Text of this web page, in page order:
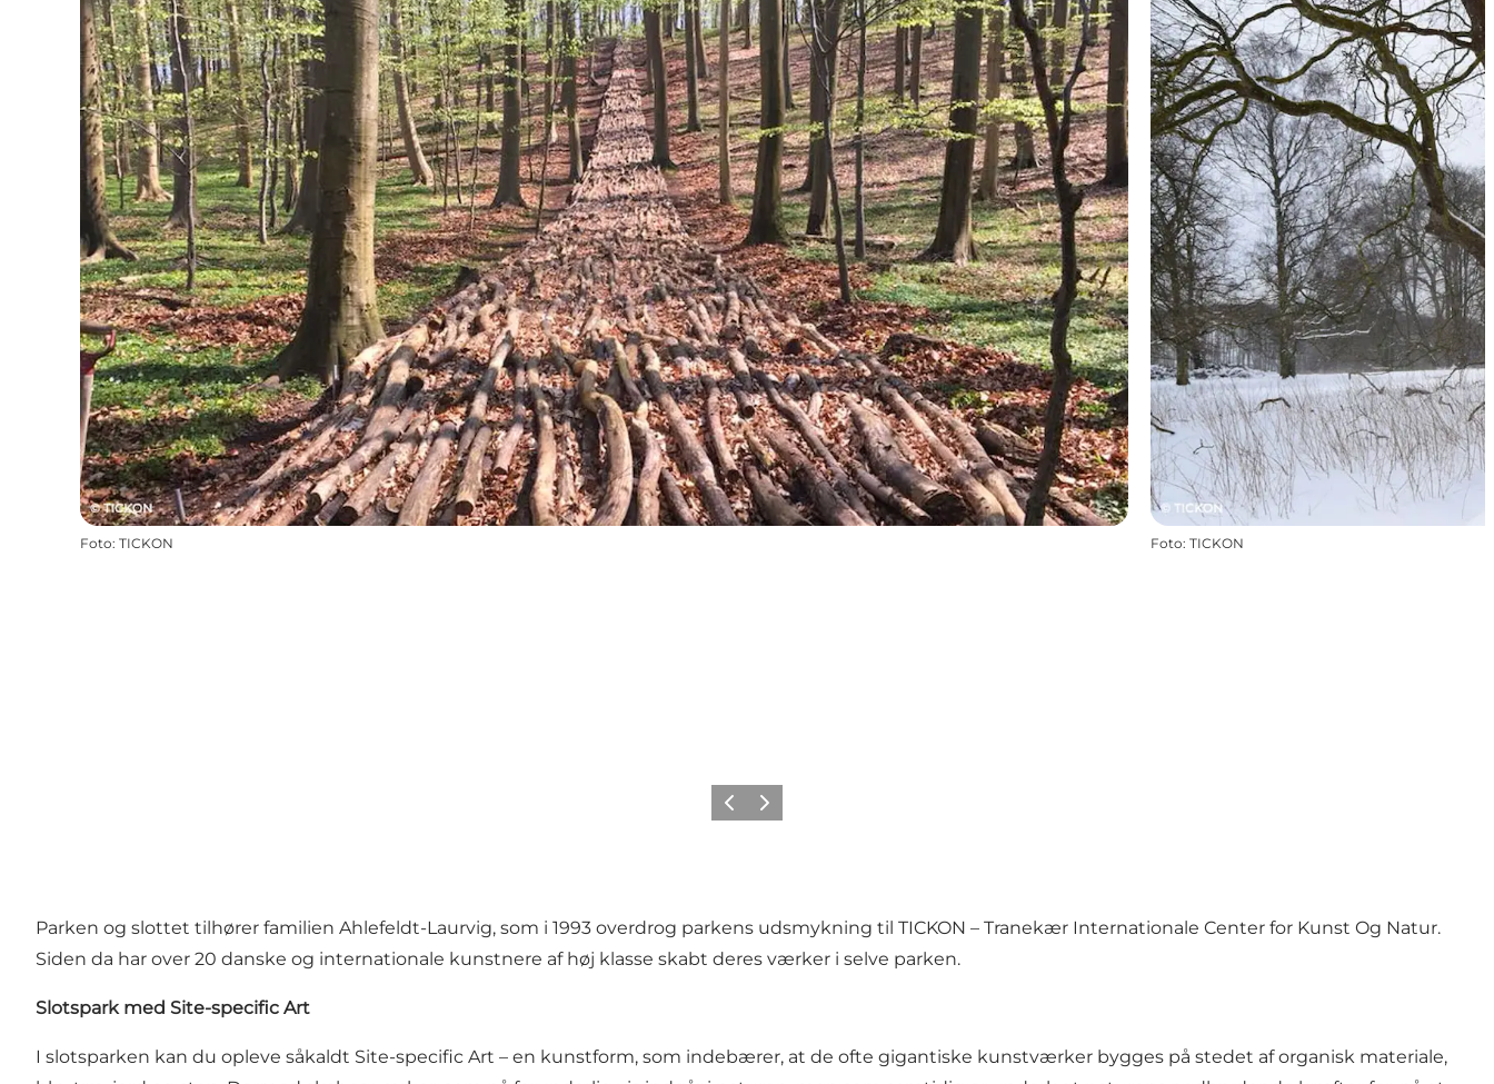
Foto: TICKON Foto: TICKON
ForrigeNæste
Parken og slottet tilhører familien Ahlefeldt-Laurvig, som i 1993 overdrog parkens udsmykning til TICKON – Tranekær Internationale Center for Kunst Og Natur.
Siden da har over 20 danske og internationale kunstnere af høj klasse skabt deres værker i selve parken.
Slotspark med Site-specific Art
I slotsparken kan du opleve såkaldt Site-specific Art – en kunstform, som indebærer, at de ofte gigantiske kunstværker bygges på stedet af organisk materiale,